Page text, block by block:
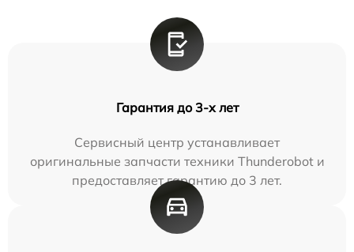
Гарантия до 3-х лет
Сервисный центр устанавливает
оригинальные запчасти техники Thunderobot и
предоставляет гарантию до 3 лет.